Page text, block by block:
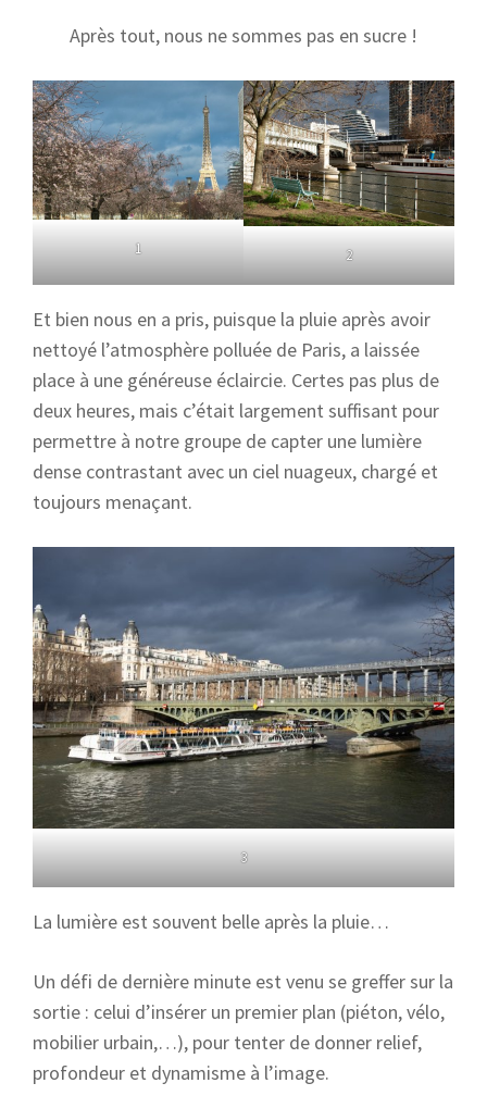
Après tout, nous ne sommes pas en sucre !
1 2
Et bien nous en a pris, puisque la pluie après avoir
nettoyé l’atmosphère polluée de Paris, a laissée
place à une généreuse éclaircie. Certes pas plus de
deux heures, mais c’était largement suffisant pour
permettre à notre groupe de capter une lumière
dense contrastant avec un ciel nuageux, chargé et
toujours menaçant.
3
La lumière est souvent belle après la pluie…
Un défi de dernière minute est venu se greffer sur la
sortie : celui d’insérer un premier plan (piéton, vélo,
mobilier urbain,…), pour tenter de donner relief,
profondeur et dynamisme à l’image.